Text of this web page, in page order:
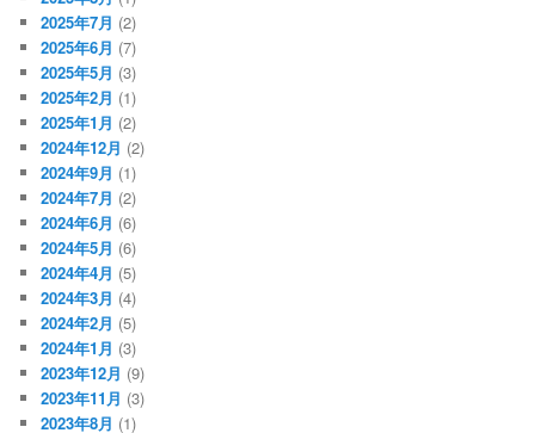
2025年7月 (2)
2025年6月 (7)
2025年5月 (3)
2025年2月 (1)
2025年1月 (2)
2024年12月 (2)
2024年9月 (1)
2024年7月 (2)
2024年6月 (6)
2024年5月 (6)
2024年4月 (5)
2024年3月 (4)
2024年2月 (5)
2024年1月 (3)
2023年12月 (9)
2023年11月 (3)
2023年8月 (1)